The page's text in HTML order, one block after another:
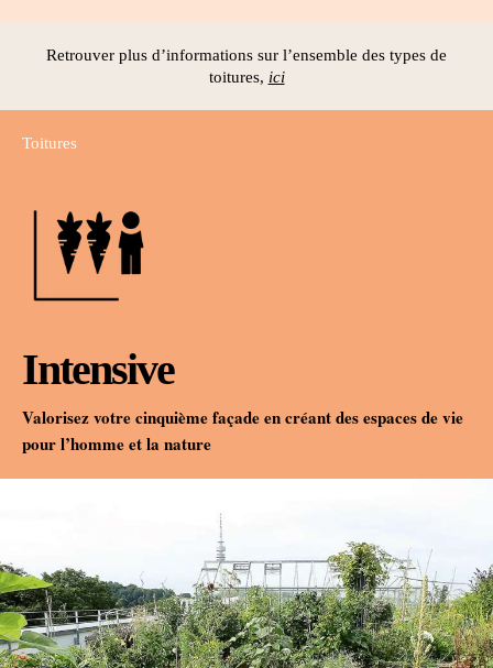
Retrouver plus d’informations sur l’ensemble des types de
toitures, ici
Toitures
Intensive
Valorisez votre cinquième façade en créant des espaces de vie
pour l’homme et la nature